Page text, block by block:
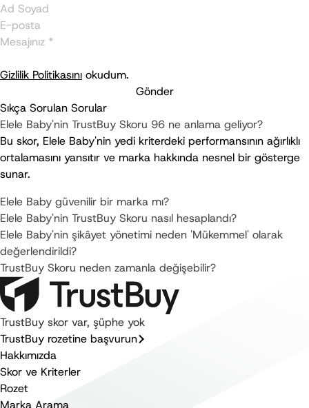
Gizlilik Politikasını okudum.
Gönder
Sıkça Sorulan Sorular
Elele Baby'nin TrustBuy Skoru 96 ne anlama geliyor?
Bu skor, Elele Baby'nin yedi kriterdeki performansının ağırlıklı
ortalamasını yansıtır ve marka hakkında nesnel bir gösterge
sunar.
Elele Baby güvenilir bir marka mı?
Elele Baby'nin TrustBuy Skoru nasıl hesaplandı?
Elele Baby'nin şikâyet yönetimi neden 'Mükemmel' olarak
değerlendirildi?
TrustBuy Skoru neden zamanla değişebilir?
TrustBuy skor var, şüphe yok
TrustBuy rozetine başvurun
Hakkımızda
Skor ve Kriterler
Rozet
Marka Arama